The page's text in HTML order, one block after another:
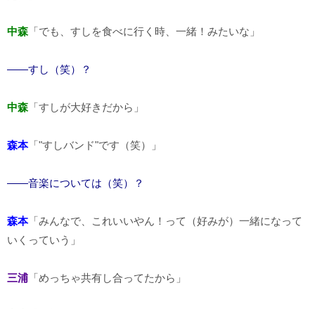
中森 「でも、すしを食べに行く時、一緒！みたいな」
――すし（笑）？
中森 「すしが大好きだから」
森本「"すしバンド"です（笑）」
――音楽については（笑）？
森本「みんなで、これいいやん！って（好みが）一緒になって
いくっていう」
三浦 「めっちゃ共有し合ってたから」